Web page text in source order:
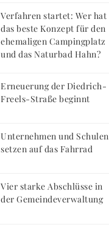
Verfahren startet: Wer hat
das beste Konzept für den
ehemaligen Campingplatz
und das Naturbad Hahn?
Erneuerung der Diedrich-
Freels-Straße beginnt
Unternehmen und Schulen
setzen auf das Fahrrad
Vier starke Abschlüsse in
der Gemeindeverwaltung